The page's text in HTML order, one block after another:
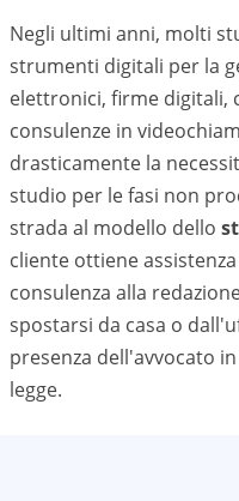
Negli ultimi anni, molti
strumenti digitali per la
elettronici, firme digitali,
consulenze in
drasticamente la
studio per le fasi non
strada al modello dello
cliente ottiene
consulenza alla
spostarsi da casa o
presenza dell'avvocato
legge.